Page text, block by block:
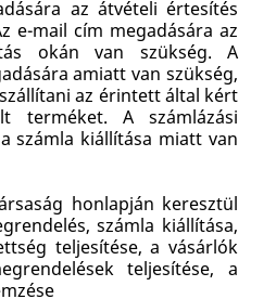
az átvételi értesítés
e-mail cím megadására az
okán van szükség. A
amiatt van szükség,
az érintett által kért
terméket. A számlázási
számla kiállítása miatt van
honlapján keresztül
számla kiállítása,
teljesítése, a vásárlók
teljesítése, a